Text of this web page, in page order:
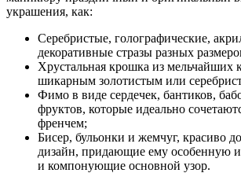
украшения, как:
Серебристые, голографические,
декоративные стразы разных
Хрустальная крошка из мельчайших
шикарным золотистым или
Фимо в виде сердечек, бантиков,
фруктов, которые идеально
френчем;
Бисер, бульонки и жемчуг, красиво
дизайн, придающие ему особенную
и компонующие основной узор.